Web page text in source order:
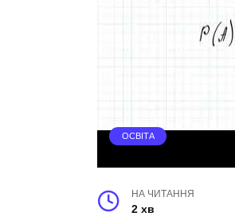
ОСВІТА
НА ЧИТАННЯ
2 хв